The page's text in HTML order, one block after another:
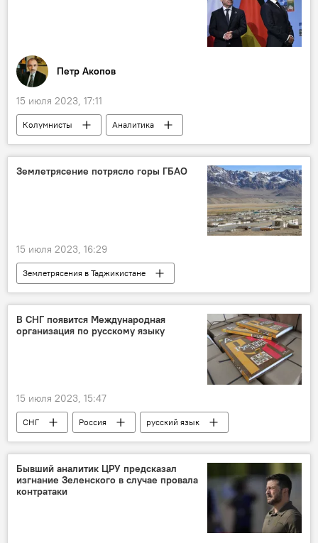
Петр Акопов
15 июля 2023, 17:11
Колумнисты
Аналитика
Эмманюэль Макрон
Франция
НАТО
Политика Токио
Землетрясение потрясло горы ГБАО
15 июля 2023, 16:29
Землетрясения в Таджикистане
землетрясение
Таджикистан
Происшествия, ЧП, криминал
В СНГ появится Международная
организация по русскому языку
15 июля 2023, 15:47
СНГ Россия русский язык
Бывший аналитик ЦРУ предсказал
изгнание Зеленского в случае провала
контратаки